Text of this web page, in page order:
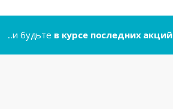
...и будьте в курсе последних акций